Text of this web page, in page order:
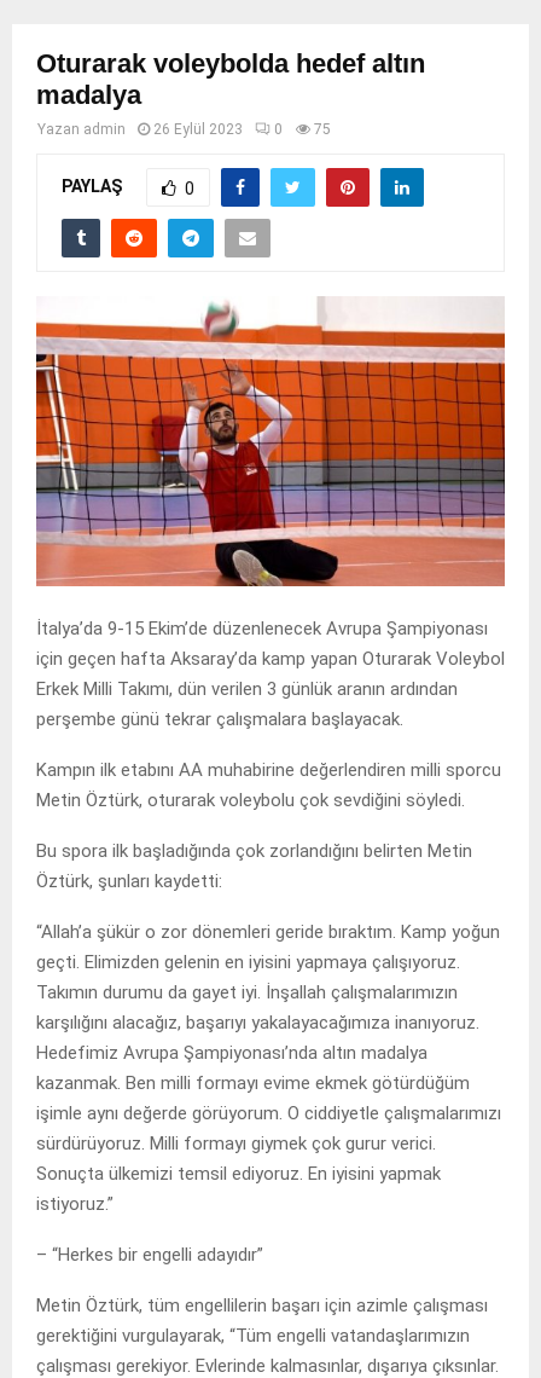
Oturarak voleybolda hedef altın
madalya
Yazan admin 26 Eylül 2023 0 75
PAYLAŞ 0
İtalya’da 9-15 Ekim’de düzenlenecek Avrupa Şampiyonası
için geçen hafta Aksaray’da kamp yapan Oturarak Voleybol
Erkek Milli Takımı, dün verilen 3 günlük aranın ardından
perşembe günü tekrar çalışmalara başlayacak.
Kampın ilk etabını AA muhabirine değerlendiren milli sporcu
Metin Öztürk, oturarak voleybolu çok sevdiğini söyledi.
Bu spora ilk başladığında çok zorlandığını belirten Metin
Öztürk, şunları kaydetti:
“Allah’a şükür o zor dönemleri geride bıraktım. Kamp yoğun
geçti. Elimizden gelenin en iyisini yapmaya çalışıyoruz.
Takımın durumu da gayet iyi. İnşallah çalışmalarımızın
karşılığını alacağız, başarıyı yakalayacağımıza inanıyoruz.
Hedefimiz Avrupa Şampiyonası’nda altın madalya
kazanmak. Ben milli formayı evime ekmek götürdüğüm
işimle aynı değerde görüyorum. O ciddiyetle çalışmalarımızı
sürdürüyoruz. Milli formayı giymek çok gurur verici.
Sonuçta ülkemizi temsil ediyoruz. En iyisini yapmak
istiyoruz.”
– “Herkes bir engelli adayıdır”
Metin Öztürk, tüm engellilerin başarı için azimle çalışması
gerektiğini vurgulayarak, “Tüm engelli vatandaşlarımızın
çalışması gerekiyor. Evlerinde kalmasınlar, dışarıya çıksınlar.